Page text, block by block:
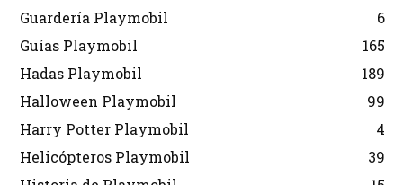
Guardería Playmobil
6
Guías Playmobil
165
Hadas Playmobil
189
Halloween Playmobil
99
Harry Potter Playmobil
4
Helicópteros Playmobil
39